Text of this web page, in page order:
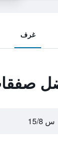
غرف
س 15/8